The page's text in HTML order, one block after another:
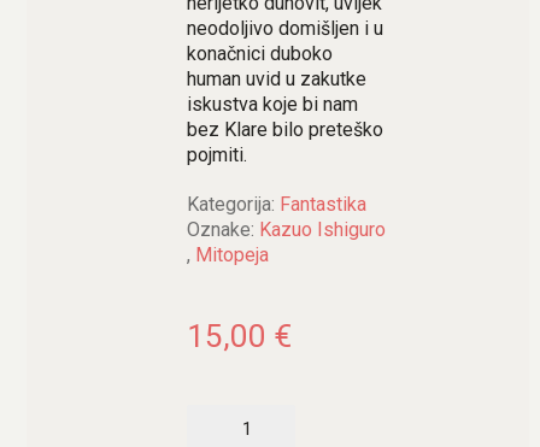
neodoljivo domišljen i u
konačnici duboko
human uvid u zakutke
iskustva koje bi nam
bez Klare bilo preteško
pojmiti.
Kategorija: Fantastika
Oznake: Kazuo Ishiguro
, Mitopeja
15,00 €